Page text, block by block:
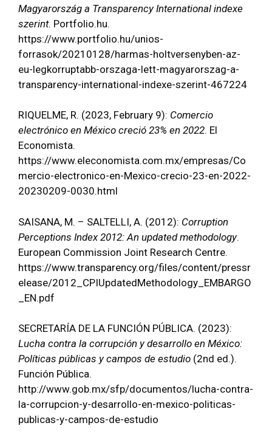
Magyarország a Transparency International indexe
szerint. Portfolio.hu.
https://www.portfolio.hu/unios-
forrasok/20210128/harmas-holtversenyben-az-
eu-legkorruptabb-orszaga-lett-magyarorszag-a-
transparency-international-indexe-szerint-467224
RIQUELME, R. (2023, February 9): Comercio
electrónico en México creció 23% en 2022. El
Economista.
https://www.eleconomista.com.mx/empresas/Co
mercio-electronico-en-Mexico-crecio-23-en-2022-
20230209-0030.html
SAISANA, M. – SALTELLI, A. (2012): Corruption
Perceptions Index 2012: An updated methodology.
European Commission Joint Research Centre.
https://www.transparency.org/files/content/pressr
elease/2012_CPIUpdatedMethodology_EMBARGO
_EN.pdf
SECRETARÍA DE LA FUNCIÓN PÚBLICA. (2023):
Lucha contra la corrupción y desarrollo en México:
Políticas públicas y campos de estudio (2nd ed.).
Función Pública.
http://www.gob.mx/sfp/documentos/lucha-contra-
la-corrupcion-y-desarrollo-en-mexico-politicas-
publicas-y-campos-de-estudio